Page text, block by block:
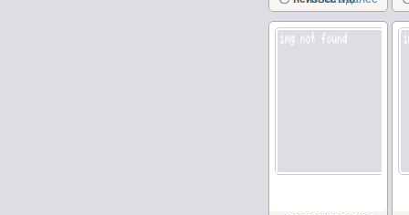
закуску!...